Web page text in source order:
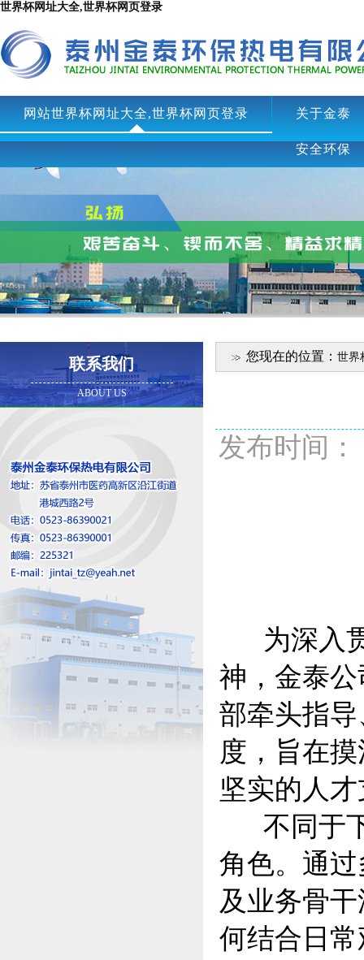
世界杯网址大全,世界杯网页登录
网站世界杯网址大全,世界杯网页登录 关于金泰
安全环保
联系我们
ABOUT US
您现在的位置： 世界
发布时间：
为深入贯
神，金泰
部牵头指
度，旨在
坚实的人
不同于下
角色。通
及业务骨
何结合日常